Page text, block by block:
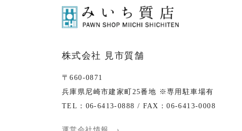
株式会社 見市質舗
〒660-0871
兵庫県尼崎市建家町25番地 ※専用駐車場有
TEL：06-6413-0888 / FAX：06-6413-0008